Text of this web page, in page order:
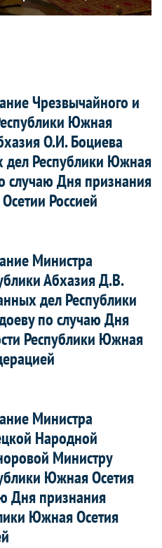
Чрезвычайного и
Южная
О.И. Боциева
дел Республики Южная
случаю Дня признания
Россией
Министра
Абхазия Д.В.
дел Республики
по случаю Дня
Республики Южная
Министра
Народной
Министру
Южная Осетия
Дня признания
Южная Осетия